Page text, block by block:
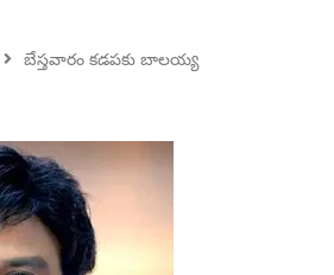
బేస్తవారం కడపకు బాలయ్య